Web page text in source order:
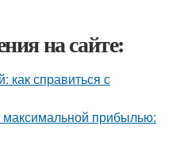
на сайте:
как справиться с
прибылью: